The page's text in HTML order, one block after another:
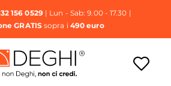
156 0529| Lun - Sab: 9.00 - 17.30 |
GRATISsopra i 490 euro